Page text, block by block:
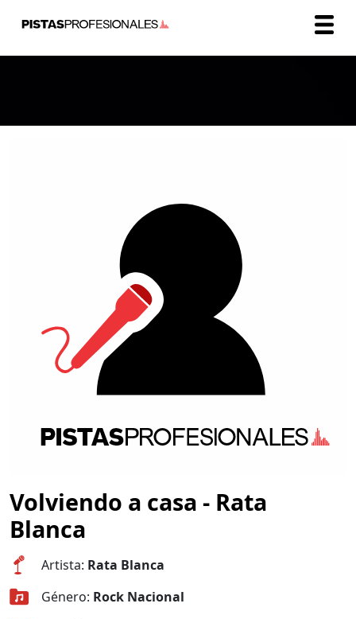
Volviendo a casa - Rata
Blanca
Artista: Rata Blanca
Género: Rock Nacional